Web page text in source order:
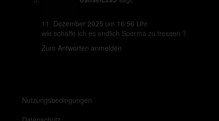
11. Dezember 2025 um 16:56 Uhr
wie schaffe ich es endlich Sperma zu fressen ?
Zum Antworten anmelden
Nutzungsbedingungen